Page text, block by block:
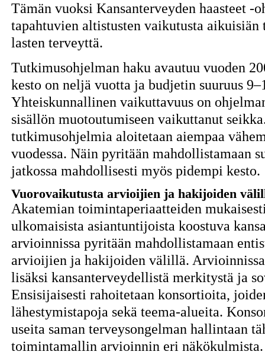
Tämän vuoksi Kansanterveyden haasteet -
tapahtuvien altistusten vaikutusta
lasten terveyttä.
Tutkimusohjelman haku avautuu vuoden
kesto on neljä vuotta ja budjetin suuruus
Yhteiskunnallinen vaikuttavuus on
sisällön muotoutumiseen vaikuttanut
tutkimusohjelmia aloitetaan aiempaa
vuodessa. Näin pyritään mahdollistamaan
jatkossa mahdollisesti myös pidempi kesto.
Vuorovaikutusta arvioijien ja hakijoiden
Akatemian toimintaperiaatteiden
ulkomaisista asiantuntijoista koostuva
arvioinnissa pyritään mahdollistamaan
arvioijien ja hakijoiden välillä.
lisäksi kansanterveydellistä merkitystä ja
Ensisijaisesti rahoitetaan konsortioita,
lähestymistapoja sekä teema-alueita.
useita saman terveysongelman hallintaan
toimintamallin arvioinnin eri näkökulmista.